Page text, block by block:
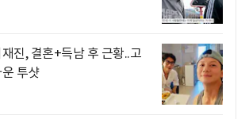
진, 결혼+득남 후 근황..고
투샷